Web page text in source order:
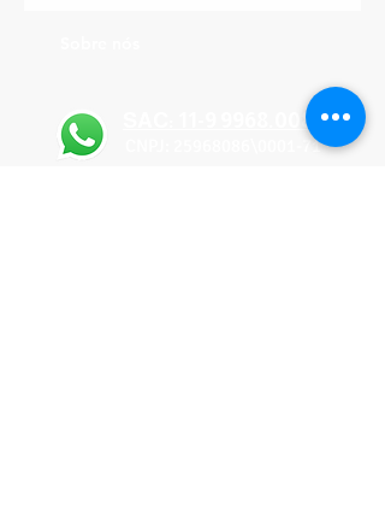
SAC: 11-9 9968.0088
CNPJ: 25968086\0001-71